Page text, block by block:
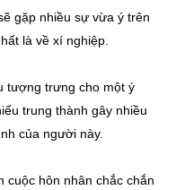
gặp nhiều sự vừa ý trên
là về xí nghiệp.
tượng trưng cho một ý
trung thành gây nhiều
của người này.
hôn nhân chắc chắn